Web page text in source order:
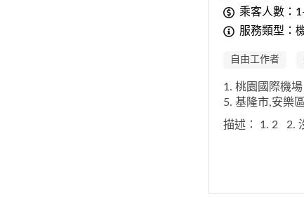
乘客人數：
服務類型：
自由工作者
1. 桃園國際機
5. 基隆市,安樂
描述： 1. 2 2.